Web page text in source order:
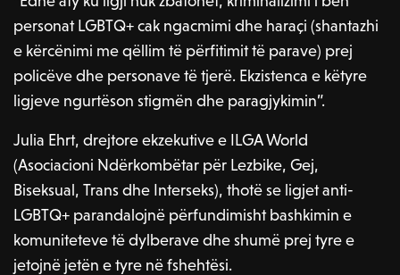
personat LGBTQ+ cak ngacmimi dhe haraçi (shantazhi
e kërcënimi me qëllim të përfitimit të parave) prej
policëve dhe personave të tjerë. Ekzistenca e këtyre
ligjeve ngurtëson stigmën dhe paragjykimin”.
Julia Ehrt, drejtore ekzekutive e ILGA World
(Asociacioni Ndërkombëtar për Lezbike, Gej,
Biseksual, Trans dhe Interseks), thotë se ligjet anti-
LGBTQ+ parandalojnë përfundimisht bashkimin e
komuniteteve të dylberave dhe shumë prej tyre e
jetojnë jetën e tyre në fshehtësi.